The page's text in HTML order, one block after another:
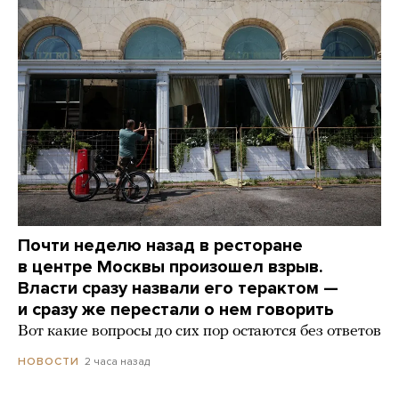
Почти неделю назад в ресторане
в центре Москвы произошел взрыв.
Власти сразу назвали его терактом —
и сразу же перестали о нем говорить
Вот какие вопросы до сих пор остаются без ответов
НОВОСТИ 2 часа назад